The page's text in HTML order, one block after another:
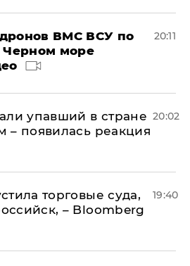
ВМС ВСУ по
Черном море
20:11
упавший в стране
– появилась реакция
20:02
торговые суда,
– Bloomberg
19:40